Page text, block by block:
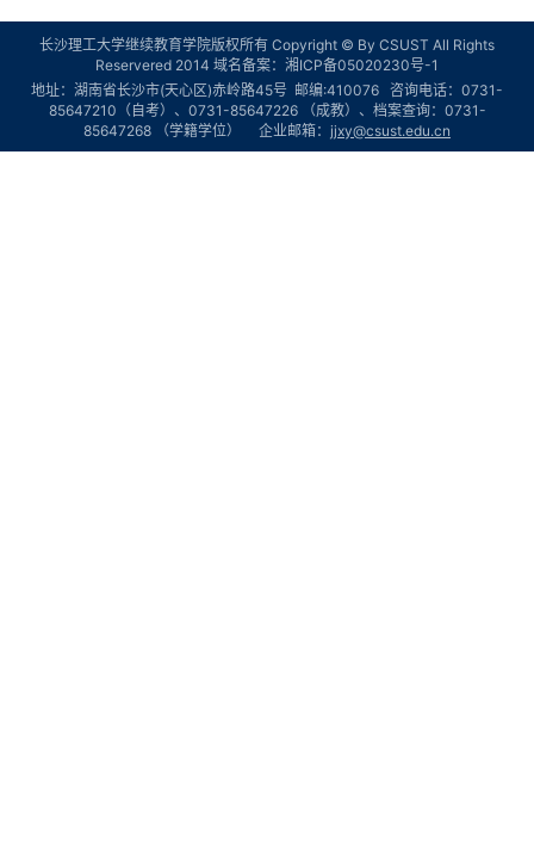
长沙理工大学继续教育学院版权所有 Copyright © By CSUST All Rights
Reservered 2014 域名备案： 湘ICP备05020230号-1
地址：湖南省长沙市(天心区)赤岭路45号 邮编:410076 咨询电话：0731-
85647210（自考）、0731-85647226 （成教）、档案查询：0731-
85647268 （学籍学位） 企业邮箱： jjxy@csust.edu.cn